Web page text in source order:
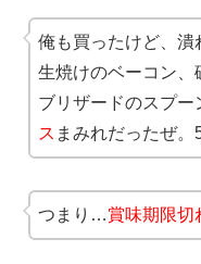
俺も買ったけど、潰
生焼けのベーコン、
ブリザードのスプー
ス まみれだったぜ。
つまり…賞味期限切